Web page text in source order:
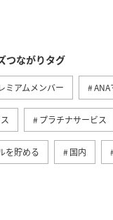
つながりタグ
ミアムメンバー
プラチナサービス
を貯める 国内